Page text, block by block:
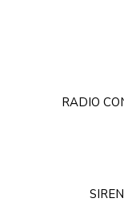
RADIO